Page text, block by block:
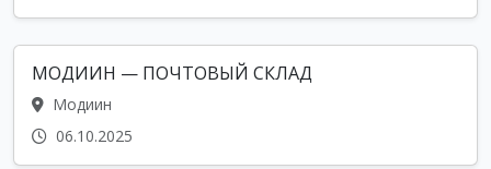
МОДИИН — ПОЧТОВЫЙ СКЛАД
Модиин
06.10.2025